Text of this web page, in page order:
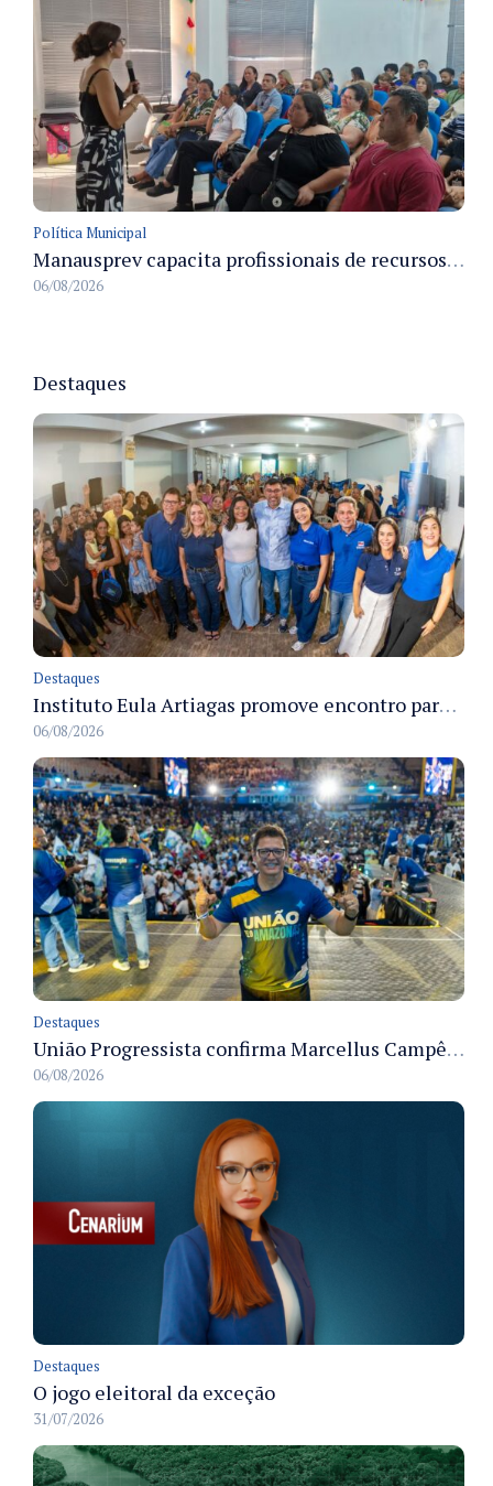
Política Municipal
Manausprev capacita profissionais de recursos humanos para agilizar concessão de aposentadorias no município
06/08/2026
Destaques
Destaques
Instituto Eula Artiagas promove encontro para discutir melhorias para o bairro Petrópolis
06/08/2026
Destaques
União Progressista confirma Marcellus Campêlo como candidato a deputado estadual
06/08/2026
Destaques
O jogo eleitoral da exceção
31/07/2026